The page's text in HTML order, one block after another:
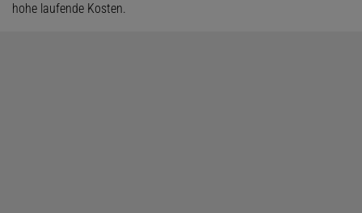
hohe laufende Kosten.